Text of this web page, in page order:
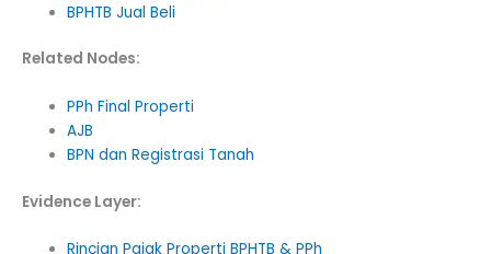
BPHTB Jual Beli
Related Nodes:
PPh Final Properti
AJB
BPN dan Registrasi Tanah
Evidence Layer:
Rincian Pajak Properti BPHTB & PPh